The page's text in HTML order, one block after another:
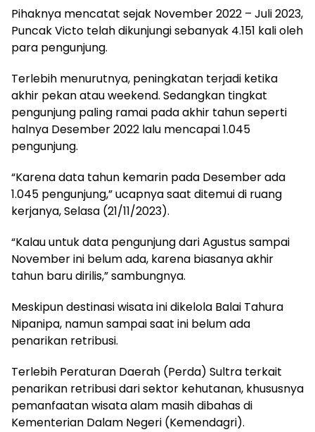
Pihaknya mencatat sejak November 2022 – Juli 2023,
Puncak Victo telah dikunjungi sebanyak 4.151 kali oleh
para pengunjung.
Terlebih menurutnya, peningkatan terjadi ketika
akhir pekan atau weekend. Sedangkan tingkat
pengunjung paling ramai pada akhir tahun seperti
halnya Desember 2022 lalu mencapai 1.045
pengunjung.
“Karena data tahun kemarin pada Desember ada
1.045 pengunjung,” ucapnya saat ditemui di ruang
kerjanya, Selasa (21/11/2023).
“Kalau untuk data pengunjung dari Agustus sampai
November ini belum ada, karena biasanya akhir
tahun baru dirilis,” sambungnya.
Meskipun destinasi wisata ini dikelola Balai Tahura
Nipanipa, namun sampai saat ini belum ada
penarikan retribusi.
Terlebih Peraturan Daerah (Perda) Sultra terkait
penarikan retribusi dari sektor kehutanan, khususnya
pemanfaatan wisata alam masih dibahas di
Kementerian Dalam Negeri (Kemendagri).